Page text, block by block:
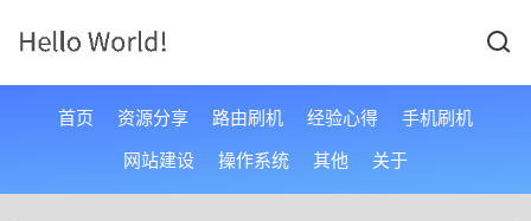
首页 资源分享 路由刷机 经验心得
手机刷机
网站建设
操作系统 其他 关于